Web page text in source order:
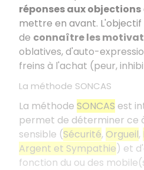
réponses aux objections
mettre en avant.
de connaître les
oblatives, d'auto-
freins à l'achat (peur,
La méthode SONCAS
La méthode SONCAS est
permet de déterminer ce
sensible (Sécurité, Orgueil,
Argent et Sympathie) et
fonction du ou des